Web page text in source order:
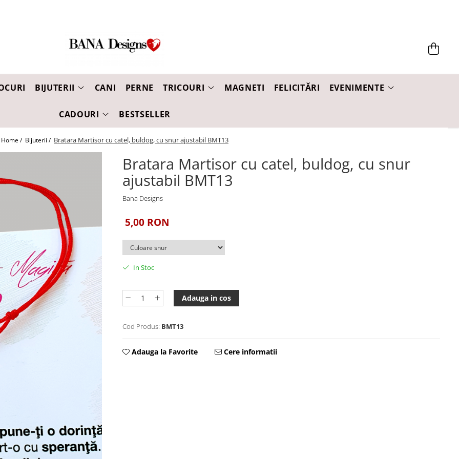
BIJUTERII CANI PERNE TRICOURI MAGNETI FELICITĂRI EVENIMENTE
CADOURI BESTSELLER
Home / Bijuterii / Bratara Martisor cu catel, buldog, cu snur ajustabil BMT13
Bratara Martisor cu catel, buldog, cu snur
ajustabil BMT13
Bana Designs
5,00 RON
In Stoc
Adauga in cos
Cod Produs: BMT13
Adauga la Favorite Cere informatii